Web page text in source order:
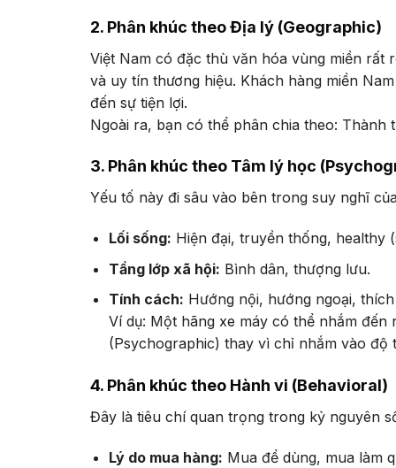
2. Phân khúc theo Địa lý (Geographic)
Việt Nam có đặc thù văn hóa vùng miền
và uy tín thương hiệu. Khách hàng miền
đến sự tiện lợi.
Ngoài ra, bạn có thể phân chia theo:
3. Phân khúc theo Tâm lý học
Yếu tố này đi sâu vào bên trong suy nghĩ
Lối sống: Hiện đại, truyền thống, healthy
Tầng lớp xã hội: Bình dân, thượng lưu.
Tính cách: Hướng nội, hướng ngoại,
Ví dụ: Một hãng xe máy có thể nhắm
(Psychographic) thay vì chỉ nhắm vào độ
4. Phân khúc theo Hành vi (Behavioral)
Đây là tiêu chí quan trọng trong kỷ nguyên
Lý do mua hàng: Mua để dùng, mua làm